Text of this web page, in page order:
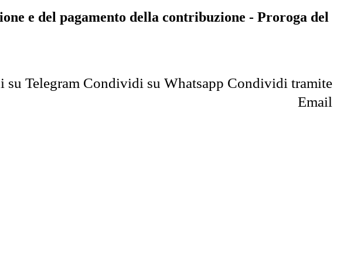
e del pagamento della contribuzione - Proroga del
su Telegram Condividi su Whatsapp Condividi tramite
Email